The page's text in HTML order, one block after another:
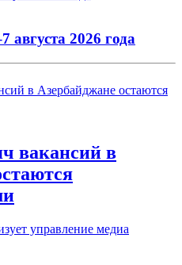
августа 2026 года
вакансий в